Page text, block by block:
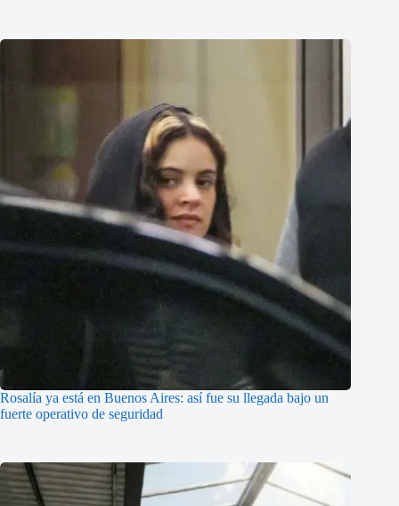
Rosalía ya está en Buenos Aires: así fue su llegada bajo un
fuerte operativo de seguridad